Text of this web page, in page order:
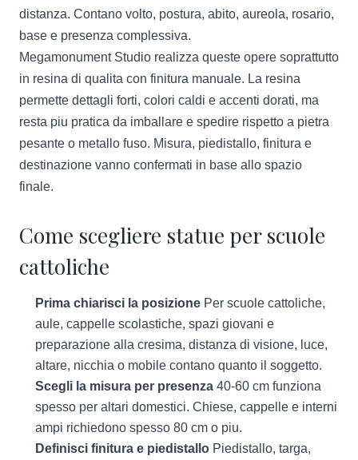
distanza. Contano volto, postura, abito, aureola, rosario,
base e presenza complessiva.
Megamonument Studio realizza queste opere soprattutto
in resina di qualita con finitura manuale. La resina
permette dettagli forti, colori caldi e accenti dorati, ma
resta piu pratica da imballare e spedire rispetto a pietra
pesante o metallo fuso. Misura, piedistallo, finitura e
destinazione vanno confermati in base allo spazio
finale.
Come scegliere statue per scuole
cattoliche
Prima chiarisci la posizione Per scuole cattoliche,
aule, cappelle scolastiche, spazi giovani e
preparazione alla cresima, distanza di visione, luce,
altare, nicchia o mobile contano quanto il soggetto.
Scegli la misura per presenza 40-60 cm funziona
spesso per altari domestici. Chiese, cappelle e interni
ampi richiedono spesso 80 cm o piu.
Definisci finitura e piedistallo Piedistallo, targa,